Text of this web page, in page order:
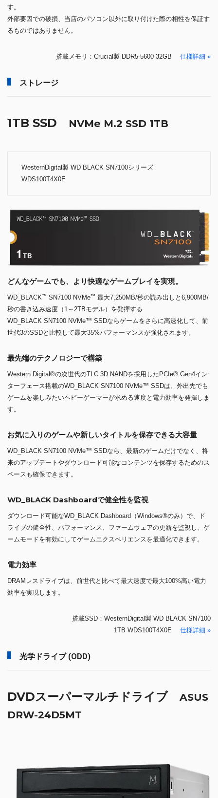
す。
外部要因での破損、当店のパソコン以外に取り付けた際の相性を保証す
るものではありません。
搭載メモリ：Crucial製 DDR5-5600 32GB 仕様詳細 »
ストレージ
1TB SSD NVMe M.2 SSD 1TB
WesternDigital製 WD BLACK SN7100シリーズ
WDS100T4X0E
どんなゲームでも、より快適なゲームプレイを実現。
WD_BLACK™ SN7100 NVMe™ 最大7,250MB/秒の読み出しと6,900MB/
秒の書き込み速度（1～2TBモデル）を発揮する
WD_BLACK SN7100 NVMe™ SSDならゲームをさらに高速化して、前
世代3のSSDと比較して最大35%パフォーマンスが強化されます。
最先端のテクノロジーで構築
Western Digital®の次世代のTLC 3D NANDを採用したPCIe® Gen4イン
ターフェース搭載のWD_BLACK SN7100 NVMe™ SSDは、外出先でも
ゲームを楽しみたいヘビーゲーマーが求める速度と電力効率を発揮しま
す。
お気に入りのゲームや新しいタイトルを保存できる大容量
WD_BLACK SN7100 NVMe™ SSDなら、最新のゲームだけでなく、将
来のアップデートやダウンロード可能なコンテンツを保存するためのス
ペースも確保できます。
WD_BLACK Dashboardで健全性を監視
ダウンロード可能なWD_BLACK Dashboard（Windows®のみ）で、ド
ライブの健全性、パフォーマンス、ファームウェアの更新を監視し、ゲ
ームモードを有効にしてゲームエクスペリエンスを最適化できます。
電力効率
DRAMレスドライブは、前世代と比べて最大速度で最大100%高い電力
効率を実現します。
搭載SSD：WesternDigital製 WD BLACK SN7100
1TB WDS100T4X0E 仕様詳細 »
光学ドライブ (ODD)
DVDスーパーマルチドライブ ASUS
DRW-24D5MT